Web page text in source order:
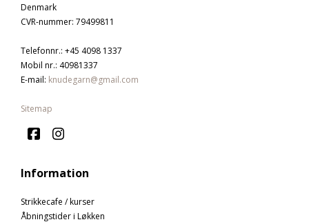
Denmark
CVR-nummer: 79499811
Telefonnr.: +45 4098 1337
Mobil nr.: 40981337
E-mail: knudegarn@gmail.com
Sitemap
Information
Strikkecafe / kurser
Åbningstider i Løkken